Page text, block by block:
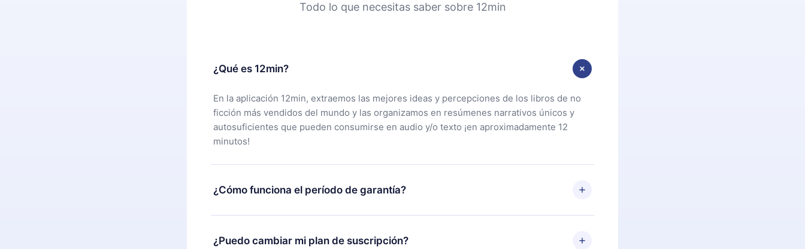
Todo lo que necesitas saber sobre 12min
¿Qué es 12min?
En la aplicación 12min, extraemos las mejores ideas y percepciones de los libros de no
ficción más vendidos del mundo y las organizamos en resúmenes narrativos únicos y
autosuficientes que pueden consumirse en audio y/o texto ¡en aproximadamente 12
minutos!
¿Cómo funciona el período de garantía?
Puedes descargar nuestra aplicación y comenzar a disfrutar de nuestra biblioteca. Si por
alguna razón no estás satisfecho con nuestra plataforma, simplemente contacta a
¿Puedo cambiar mi plan de suscripción?